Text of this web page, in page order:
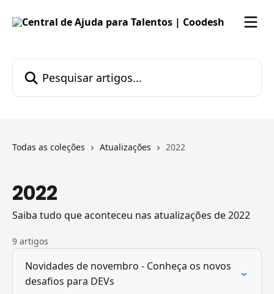
Todas as coleções Atualizações 2022
2022
Saiba tudo que aconteceu nas atualizações de 2022
9 artigos
Novidades de novembro - Conheça os novos
desafios para DEVs